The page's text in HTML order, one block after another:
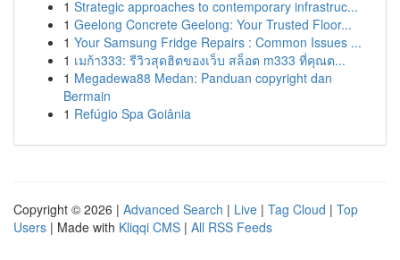
1 Strategic approaches to contemporary infrastruc...
1 Geelong Concrete Geelong: Your Trusted Floor...
1 Your Samsung Fridge Repairs : Common Issues ...
1 เมก้า333: รีวิวสุดฮิตของเว็บ สล็อต m333 ที่คุณต...
1 Megadewa88 Medan: Panduan copyright dan
Bermain
1 Refúgio Spa Goiânia
Copyright © 2026 | Advanced Search | Live | Tag Cloud | Top
Users | Made with Kliqqi CMS | All RSS Feeds